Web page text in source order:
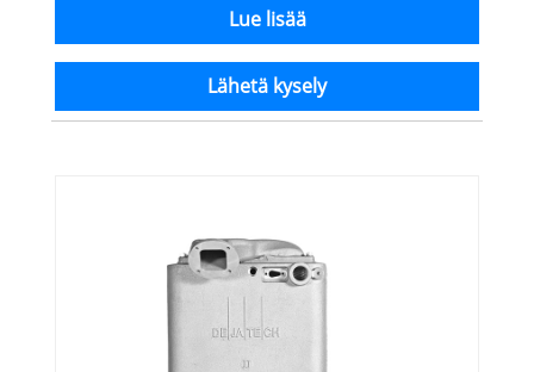
Lue lisää
Lähetä kysely